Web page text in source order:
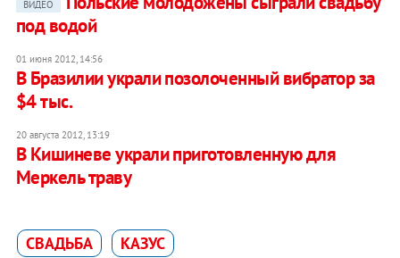
ВИДЕО
под водой
01 июня 2012, 14:56
В Бразилии украли позолоченный вибратор за
$4 тыс.
20 августа 2012, 13:19
В Кишиневе украли приготовленную для
Меркель траву
СВАДЬБА КАЗУС